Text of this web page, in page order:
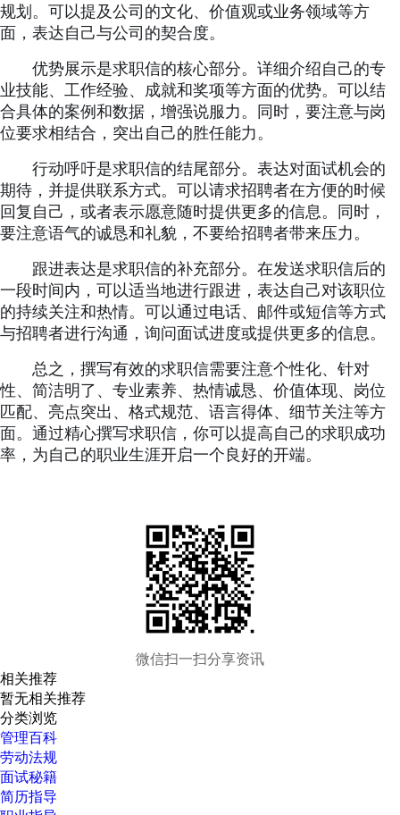
规划。可以提及公司的文化、价值观或业务领域等方
面，表达自己与公司的契合度。
优势展示是求职信的核心部分。详细介绍自己的专
业技能、工作经验、成就和奖项等方面的优势。可以结
合具体的案例和数据，增强说服力。同时，要注意与岗
位要求相结合，突出自己的胜任能力。
行动呼吁是求职信的结尾部分。表达对面试机会的
期待，并提供联系方式。可以请求招聘者在方便的时候
回复自己，或者表示愿意随时提供更多的信息。同时，
要注意语气的诚恳和礼貌，不要给招聘者带来压力。
跟进表达是求职信的补充部分。在发送求职信后的
一段时间内，可以适当地进行跟进，表达自己对该职位
的持续关注和热情。可以通过电话、邮件或短信等方式
与招聘者进行沟通，询问面试进度或提供更多的信息。
总之，撰写有效的求职信需要注意个性化、针对
性、简洁明了、专业素养、热情诚恳、价值体现、岗位
匹配、亮点突出、格式规范、语言得体、细节关注等方
面。通过精心撰写求职信，你可以提高自己的求职成功
率，为自己的职业生涯开启一个良好的开端。
微信扫一扫分享资讯
相关推荐
暂无相关推荐
分类浏览
管理百科
劳动法规
面试秘籍
简历指导